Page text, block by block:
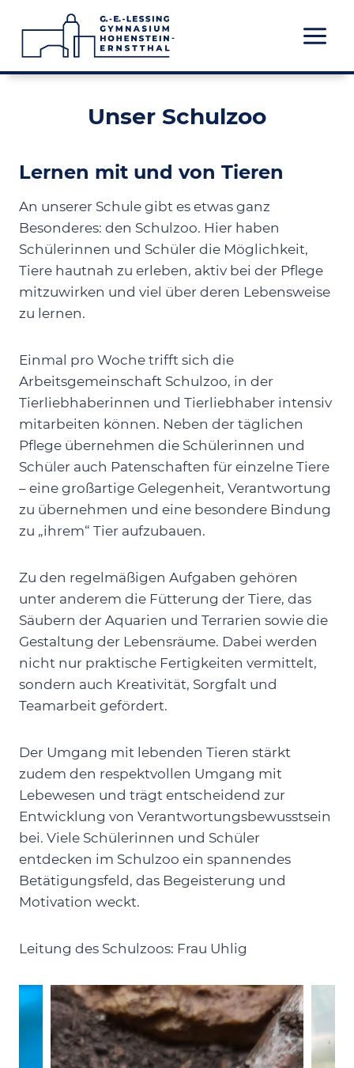
Inhalt
springen
Unser Schulzoo
Lernen mit und von Tieren
An unserer Schule gibt es etwas ganz
Besonderes: den Schulzoo. Hier haben
Schülerinnen und Schüler die Möglichkeit,
Tiere hautnah zu erleben, aktiv bei der Pflege
mitzuwirken und viel über deren Lebensweise
zu lernen.
Einmal pro Woche trifft sich die
Arbeitsgemeinschaft Schulzoo, in der
Tierliebhaberinnen und Tierliebhaber intensiv
mitarbeiten können. Neben der täglichen
Pflege übernehmen die Schülerinnen und
Schüler auch Patenschaften für einzelne Tiere
– eine großartige Gelegenheit, Verantwortung
zu übernehmen und eine besondere Bindung
zu „ihrem“ Tier aufzubauen.
Zu den regelmäßigen Aufgaben gehören
unter anderem die Fütterung der Tiere, das
Säubern der Aquarien und Terrarien sowie die
Gestaltung der Lebensräume. Dabei werden
nicht nur praktische Fertigkeiten vermittelt,
sondern auch Kreativität, Sorgfalt und
Teamarbeit gefördert.
Der Umgang mit lebenden Tieren stärkt
zudem den respektvollen Umgang mit
Lebewesen und trägt entscheidend zur
Entwicklung von Verantwortungsbewusstsein
bei. Viele Schülerinnen und Schüler
entdecken im Schulzoo ein spannendes
Betätigungsfeld, das Begeisterung und
Motivation weckt.
Leitung des Schulzoos: Frau Uhlig